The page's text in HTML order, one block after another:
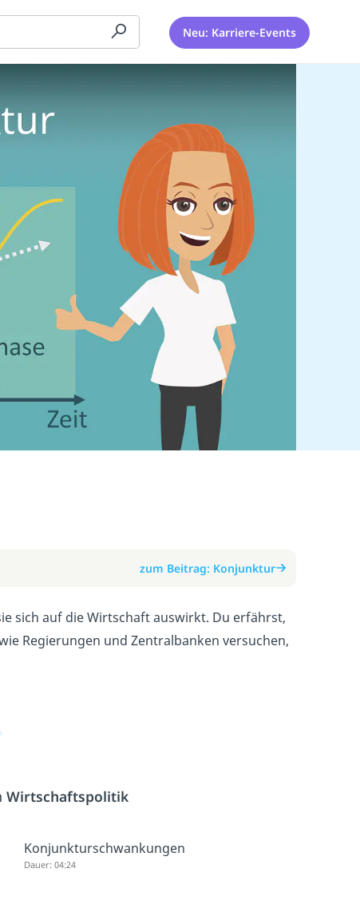
Neu: Karriere-Events
zum Beitrag: Konjunktur
sich auf die Wirtschaft auswirkt. Du erfährst,
Regierungen und Zentralbanken versuchen,
Wirtschaftspolitik
Konjunkturschwankungen
Dauer: 04:24